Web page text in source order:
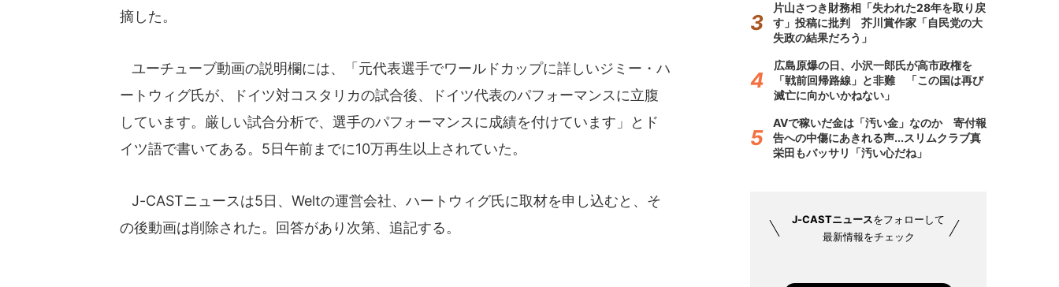
摘した。
ユーチューブ動画の説明欄には、「元代表選手でワールドカップに詳しいジミー・ハ
ートウィグ氏が、ドイツ対コスタリカの試合後、ドイツ代表のパフォーマンスに立腹
しています。厳しい試合分析で、選手のパフォーマンスに成績を付けています」とド
イツ語で書いてある。5日午前までに10万再生以上されていた。
J-CASTニュースは5日、Weltの運営会社、ハートウィグ氏に取材を申し込むと、そ
の後動画は削除された。回答があり次第、追記する。
片山さつき財務相「失われた28年を取り戻
す」投稿に批判 芥川賞作家「自民党の大
失政の結果だろう」
広島原爆の日、小沢一郎氏が高市政権を
「戦前回帰路線」と非難 「この国は再び
滅亡に向かいかねない」
AVで稼いだ金は「汚い金」なのか 寄付報
告への中傷にあきれる声...スリムクラブ真
栄田もバッサリ「汚い心だね」
J-CASTニュースをフォローして
最新情報をチェック